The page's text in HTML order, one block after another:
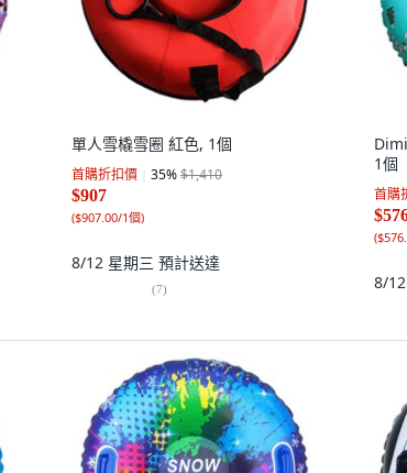
單人雪橇雪圈 紅色, 1個
首購折扣價 35%$1,410
$907
($907.00/1個)
8/12 星期三 預計送達
(7)
1個
首購
(
8/